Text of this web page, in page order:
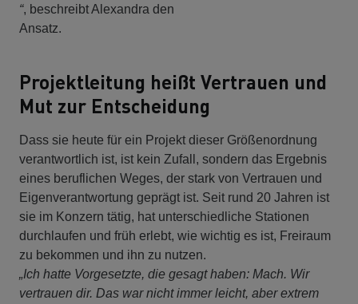
“, beschreibt Alexandra den
Ansatz.
Projektleitung heißt Vertrauen und
Mut zur Entscheidung
Dass sie heute für ein Projekt dieser Größenordnung
verantwortlich ist, ist kein Zufall, sondern das Ergebnis
eines beruflichen Weges, der stark von Vertrauen und
Eigenverantwortung geprägt ist. Seit rund 20 Jahren ist
sie im Konzern tätig, hat unterschiedliche Stationen
durchlaufen und früh erlebt, wie wichtig es ist, Freiraum
zu bekommen und ihn zu nutzen.
„Ich hatte Vorgesetzte, die gesagt haben: Mach. Wir
vertrauen dir. Das war nicht immer leicht, aber extrem